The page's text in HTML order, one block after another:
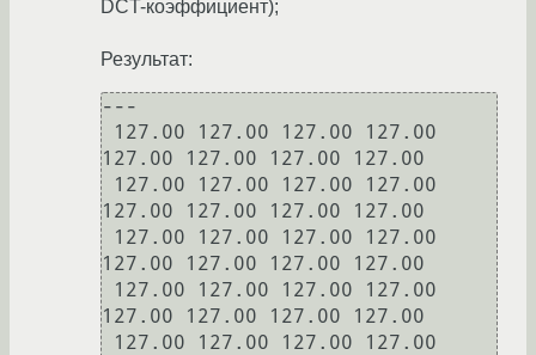
DCT-коэффициент);
Результат:
---
127.00 127.00 127.00 127.00
127.00 127.00 127.00 127.00
127.00 127.00 127.00 127.00
127.00 127.00 127.00 127.00